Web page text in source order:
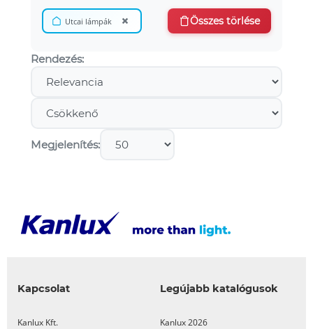
Utcai lámpák × Összes törlése
Rendezés:
Megjelenítés:
Kapcsolat
Kanlux Kft.
Legújabb katalógusok
Kanlux 2026